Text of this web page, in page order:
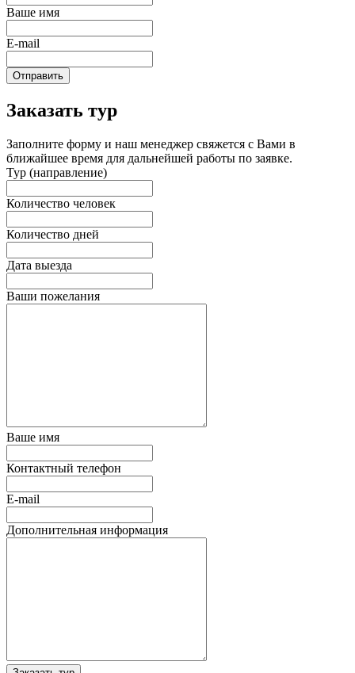
Ваше имя
E-mail
Отправить
Заказать тур
Заполните форму и наш менеджер свяжется с Вами в
ближайшее время для дальнейшей работы по заявке.
Тур (направление)
Количество человек
Количество дней
Дата выезда
Ваши пожелания
Ваше имя
Контактный телефон
E-mail
Дополнительная информация